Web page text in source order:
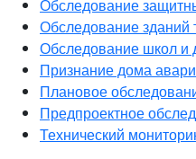
Обследование
Обследование зданий
Обследование школ и
Признание дома
Плановое
Предпроектное
Технический